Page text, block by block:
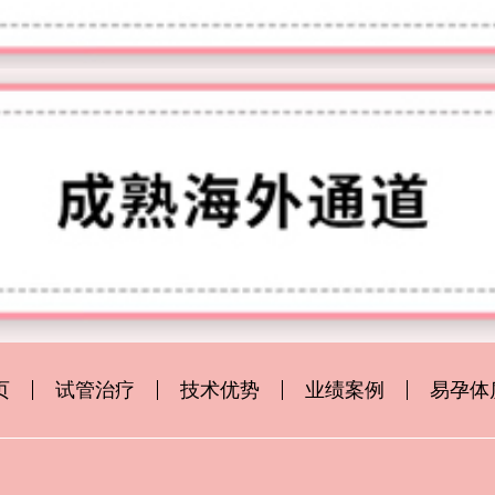
试管治疗 技术优势 业绩案例 易孕体